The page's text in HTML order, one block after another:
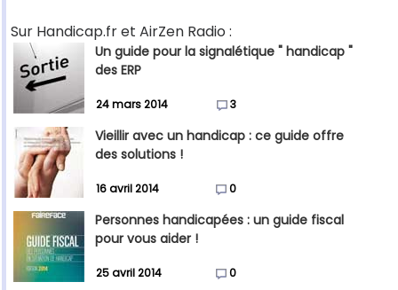
Sur Handicap.fr et AirZen Radio :
Un guide pour la signalétique " handicap "
des ERP
24 mars 2014 3
Vieillir avec un handicap : ce guide offre
des solutions !
16 avril 2014 0
Personnes handicapées : un guide fiscal
pour vous aider !
25 avril 2014 0